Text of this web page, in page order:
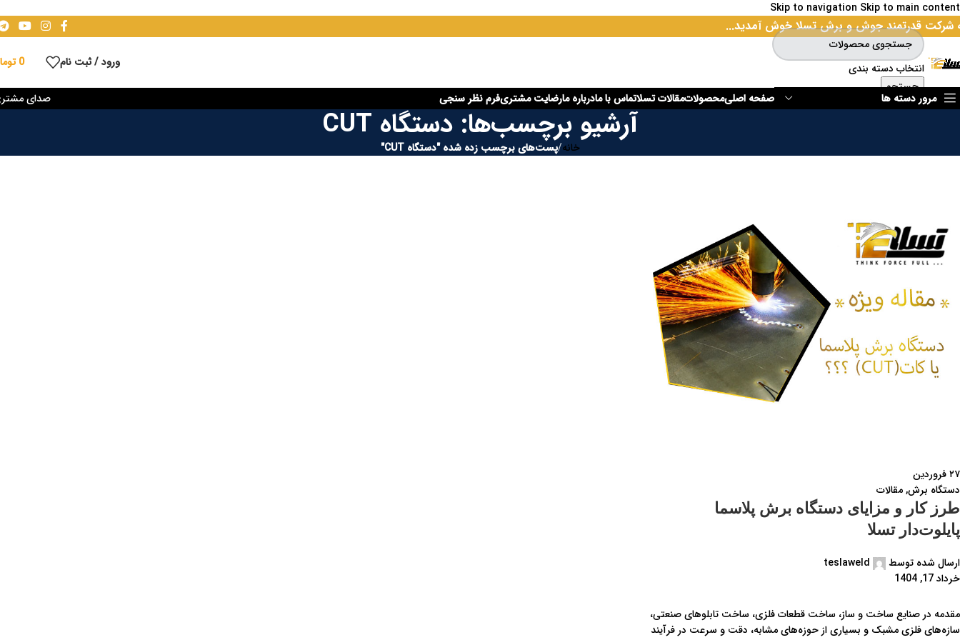
Skip to navigation Skip to main content
شرکت قدرتمند جوش و برش تسلا خوش آمدید...
انتخاب دسته بندی
جستجو
ورود / ثبت نام 0
مرور دسته ها صفحه اصلیمحصولاتمقالات تسلاتماس با مادرباره مارضایت مشتریفرم نظر سنجی صدای
آرشیو برچسب‌ها: دستگاه CUT
خانه/پست‌های برچسب زده شده "دستگاه CUT"
۲۷فروردین
دستگاه برش,مقالات
طرز کار و مزایای دستگاه برش پلاسما
پایلوت‌دار تسلا
ارسال شده توسط
teslaweld
خرداد 17, 1404
مقدمه در صنایع ساخت و ساز، ساخت قطعات فلزی، ساخت تابلوهای صنعتی،
سازه‌های فلزی مشبک و بسیاری از حوزه‌های مشابه، دقت و سرعت در فرآیند